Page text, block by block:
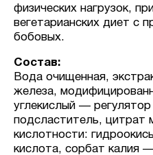
физических нагрузок,
вегетарианских диет с
бобовых.
Состав:
Вода очищенная,
железа,
углекислый —
подсластитель, цитрат
кислотности:
кислота, сорбат калия